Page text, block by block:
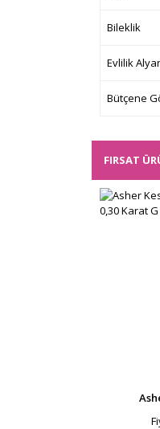
Bileklik
Evlilik
Bütçene
FIRSAT